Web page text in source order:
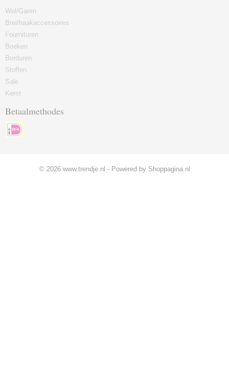
Wol/Garen
Brei/haakaccessoires
Fournituren
Boeken
Borduren
Stoffen
Sale
Kerst
Betaalmethodes
© 2026 www.trendje.nl - Powered by Shoppagina.nl